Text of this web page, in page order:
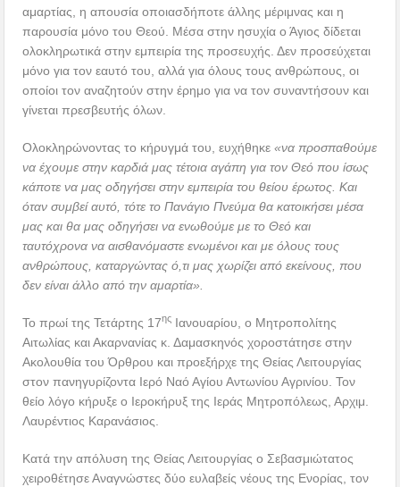
αμαρτίας, η απουσία οποιασδήποτε άλλης μέριμνας και η
παρουσία μόνο του Θεού. Μέσα στην ησυχία ο Άγιος δίδεται
ολοκληρωτικά στην εμπειρία της προσευχής. Δεν προσεύχεται
μόνο για τον εαυτό του, αλλά για όλους τους ανθρώπους, οι
οποίοι τον αναζητούν στην έρημο για να τον συναντήσουν και
γίνεται πρεσβευτής όλων.
Ολοκληρώνοντας το κήρυγμά του, ευχήθηκε«να προσπαθούμε
να έχουμε στην καρδιά μας τέτοια αγάπη για τον Θεό που ίσως
κάποτε να μας οδηγήσει στην εμπειρία του θείου έρωτος. Και
όταν συμβεί αυτό, τότε το Πανάγιο Πνεύμα θα κατοικήσει μέσα
μας και θα μας οδηγήσει να ενωθούμε με το Θεό και
ταυτόχρονα να αισθανόμαστε ενωμένοι και με όλους τους
ανθρώπους, καταργώντας ό,τι μας χωρίζει από εκείνους, που
δεν είναι άλλο από την αμαρτία».
Το πρωί της Τετάρτης 17ης Ιανουαρίου, ο Μητροπολίτης
Αιτωλίας και Ακαρνανίας κ. Δαμασκηνός χοροστάτησε στην
Ακολουθία του Όρθρου και προεξήρχε της Θείας Λειτουργίας
στον πανηγυρίζοντα Ιερό Ναό Αγίου Αντωνίου Αγρινίου. Τον
θείο λόγο κήρυξε ο Ιεροκήρυξ της Ιεράς Μητροπόλεως, Αρχιμ.
Λαυρέντιος Καρανάσιος.
Κατά την απόλυση της Θείας Λειτουργίας ο Σεβασμιώτατος
χειροθέτησε Αναγνώστες δύο ευλαβείς νέους της Ενορίας, τον